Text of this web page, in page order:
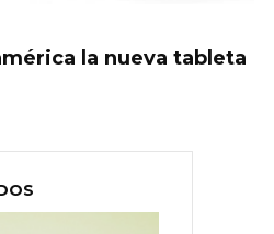
la nueva tableta